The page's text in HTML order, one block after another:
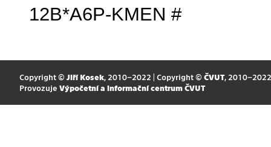
12B*A6P-KMEN #
Copyright © Jiří Kosek, 2010–2022 | Copyright © ČVUT, 2010–2022
Provozuje Výpočetní a informační centrum ČVUT